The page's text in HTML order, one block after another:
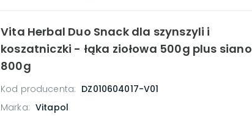
Vita Herbal Duo Snack dla szynszyli i
koszatniczki - łąka ziołowa 500g plus siano
800g
Kod producenta: DZ010604017-V01
Marka: Vitapol